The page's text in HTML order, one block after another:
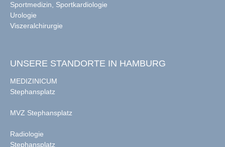
Sportmedizin, Sportkardiologie
Urologie
Viszeralchirurgie
UNSERE STANDORTE IN HAMBURG
MEDIZINICUM
Stephansplatz
MVZ Stephansplatz
Radiologie
Stephansplatz